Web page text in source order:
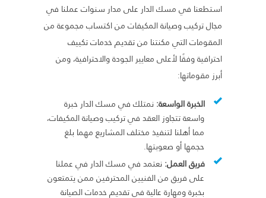
استطعنا في مسك الدار على مدار سنوات عملنا في
مجال تركيب وصيانة المكيفات من اكتساب مجموعة من
المقومات التي مكنتنا من تقديم خدمات تكييف
احترافية وفقًا لأعلى معايير الجودة والاحترافية، ومن
أبرز مقوماتها:
الخبرة الواسعة:نمتلك في مسك الدار خبرة
واسعة تتجاوز العقد في تركيب وصيانة المكيفات،
مما أهلنا لتنفيذ مختلف المشاريع مهما بلغ
حجمها أو صعوبتها.
فريق العمل:نعتمد في مسك الدار في عملنا
على فريق من الفنيين المحترفين ممن يتمتعون
بخبرة ومهارة عالية في تقديم خدمات الصيانة